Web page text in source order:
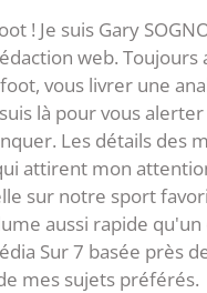
! Je suis Gary
web. Toujours
vous livrer une
là pour vous
Les détails des
attirent mon
sur notre sport
aussi rapide
Sur 7 basée près
mes sujets préférés.